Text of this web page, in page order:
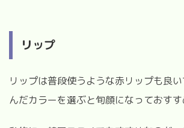
リップ
リップは普段使うような赤リップも良
んだカラーを選ぶと旬顔になっておすす